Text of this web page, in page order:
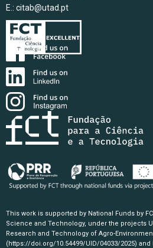
E.: citab@utad.pt
This work is supported by National Funds by
Science and Technology, under the projects
Research and Technology of Agro-
(https://doi.org/10.54499/UID/04033/2025) and